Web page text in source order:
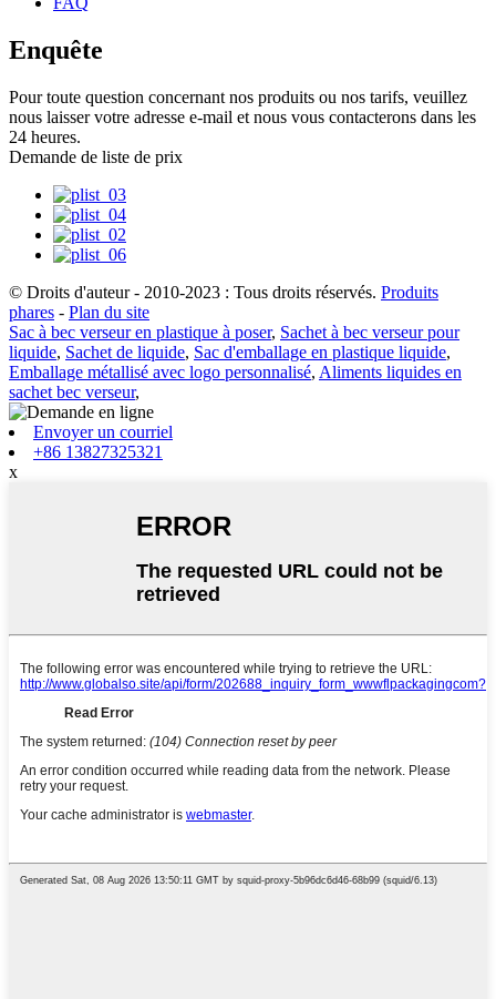
Enquête
Pour toute question concernant nos produits ou nos tarifs, veuillez
nous laisser votre adresse e-mail et nous vous contacterons dans les
24 heures.
Demande de liste de prix
© Droits d'auteur - 2010-2023 : Tous droits réservés. Produits
phares - Plan du site
Sac à bec verseur en plastique à poser, Sachet à bec verseur pour
liquide, Sachet de liquide, Sac d'emballage en plastique liquide,
Emballage métallisé avec logo personnalisé, Aliments liquides en
sachet bec verseur,
Envoyer un courriel
+86 13827325321
x